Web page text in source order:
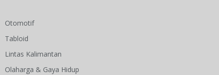
Otomotif
Tabloid
Lintas Kalimantan
Olaharga & Gaya Hidup